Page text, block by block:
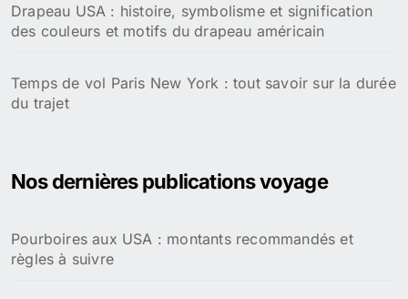
Drapeau USA : histoire, symbolisme et signification
des couleurs et motifs du drapeau américain
Temps de vol Paris New York : tout savoir sur la durée
du trajet
Nos dernières publications voyage
Pourboires aux USA : montants recommandés et
règles à suivre